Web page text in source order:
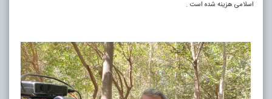
اسلامی هزینه شده است .